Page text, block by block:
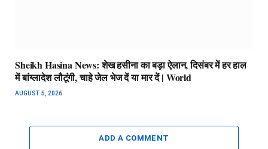
Sheikh Hasina News: शेख हसीना का बड़ा ऐलान, दिसंबर में हर हाल
में बांग्लादेश लौटूंगी, चाहे जेल भेज दें या मार दें | World
AUGUST 5, 2026
ADD A COMMENT